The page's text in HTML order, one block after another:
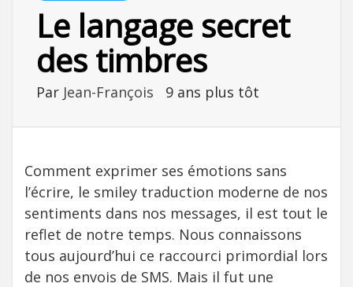
Le langage secret
des timbres
Par Jean-François 9 ans plus tôt
Comment exprimer ses émotions sans
l’écrire, le smiley traduction moderne de nos
sentiments dans nos messages, il est tout le
reflet de notre temps. Nous connaissons
tous aujourd’hui ce raccourci primordial lors
de nos envois de SMS. Mais il fut une